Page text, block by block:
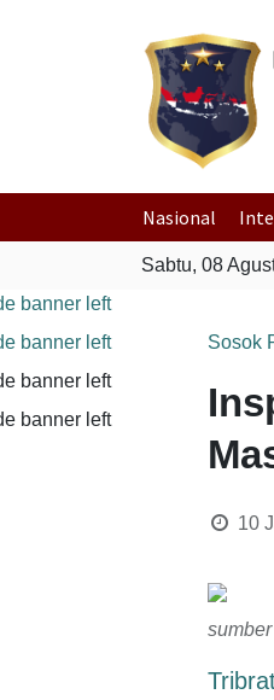
Nasional
Sabtu, 08
Sosok
10